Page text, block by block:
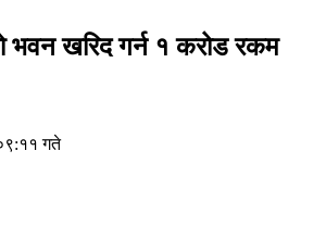
भवन खरिद गर्न १ करोड रकम
गते